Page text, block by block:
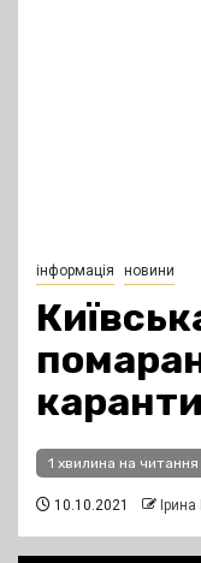
інформація новини
1 хвилина на читання
10.10.2021